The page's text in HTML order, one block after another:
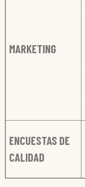
MARKETING
ENCUESTAS DE
CALIDAD